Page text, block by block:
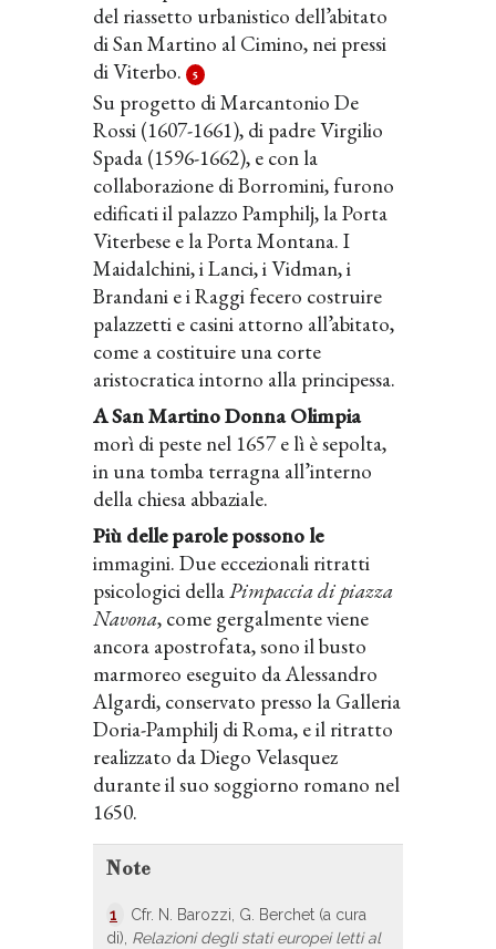
del riassetto urbanistico dell’abitato
di San Martino al Cimino, nei pressi
di Viterbo.
5
Su progetto di Marcantonio De
Rossi (1607-1661), di padre Virgilio
Spada (1596-1662), e con la
collaborazione di Borromini, furono
edificati il palazzo Pamphilj, la Porta
Viterbese e la Porta Montana. I
Maidalchini, i Lanci, i Vidman, i
Brandani e i Raggi fecero costruire
palazzetti e casini attorno all’abitato,
come a costituire una corte
aristocratica intorno alla principessa.
A San Martino Donna Olimpia
morì di peste nel 1657 e lì è sepolta,
in una tomba terragna all’interno
della chiesa abbaziale.
Più delle parole possono le
immagini. Due eccezionali ritratti
psicologici dellaPimpacciadi piazza
Navona, come gergalmente viene
ancora apostrofata, sono il busto
marmoreo eseguito da Alessandro
Algardi, conservato presso la Galleria
Doria-Pamphilj di Roma, e il ritratto
realizzato da Diego Velasquez
durante il suo soggiorno romano nel
1650.
Note
1
Cfr. N. Barozzi, G. Berchet (a cura
di), Relazioni degli stati europei letti al